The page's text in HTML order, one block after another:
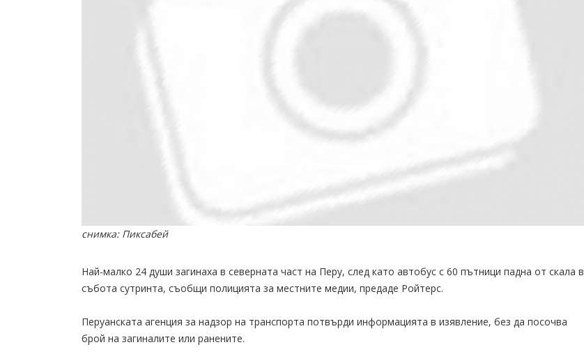
снимка: Пиксабей
Най-малко 24 души загинаха в северната част на Перу, след като автобус с 60 пътници падна от скала в
събота сутринта, съобщи полицията за местните медии, предаде Ройтерс.
Перуанската агенция за надзор на транспорта потвърди информацията в изявление, без да посочва
брой на загиналите или ранените.